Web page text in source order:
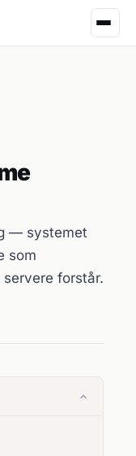
— systemet
som
forstår.